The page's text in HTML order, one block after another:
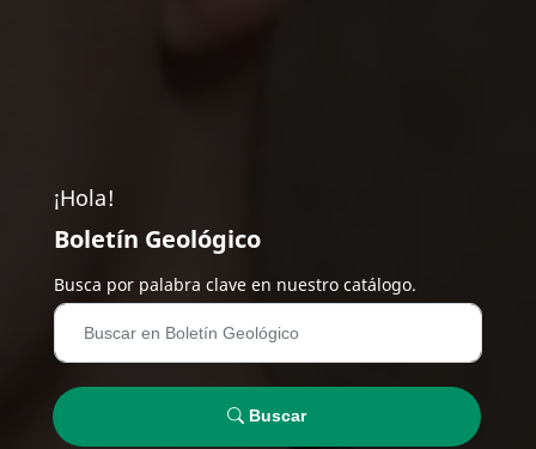
¡Hola!
Boletín Geológico
Busca por palabra clave en nuestro catálogo.
Buscar